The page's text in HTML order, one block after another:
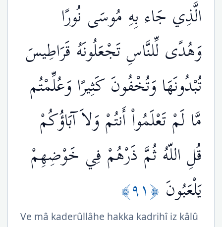
الَّذِي جَاء بِهِ مُوسَى نُورًا
وَهُدًى لِّلنَّاسِ تَجْعَلُونَهُ قَرَاطِيسَ
تُبْدُونَهَا وَتُخْفُونَ كَثِيرًا وَعُلِّمْتُم
مَّا لَمْ تَعْلَمُواْ أَنتُمْ وَلاَ آبَاؤُكُمْ
قُلِ اللّهُ ثُمَّ ذَرْهُمْ فِي خَوْضِهِمْ
يَلْعَبُونَ ﴿٩١﴾
Ve mâ kaderûllâhe hakka kadrihî iz kâlû